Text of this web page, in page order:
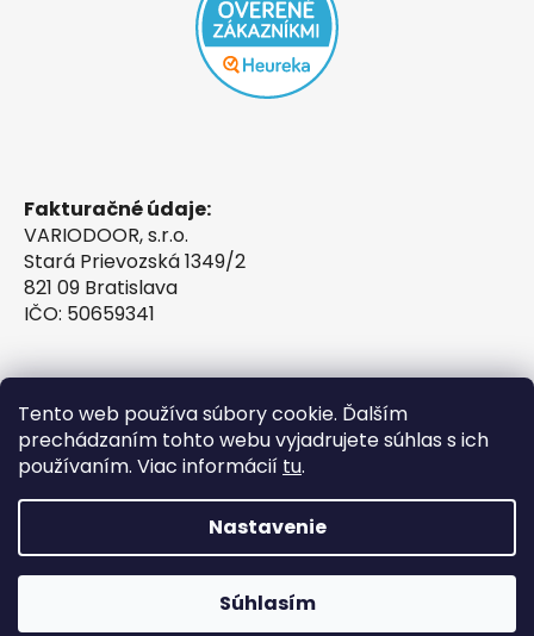
Tento web používa súbory cookie. Ďalším
prechádzaním tohto webu vyjadrujete súhlas s ich
používaním. Viac informácií tu.
Nastavenie
Súhlasím
Fakturačné údaje:
VARIODOOR, s.r.o.
Stará Prievozská 1349/2
821 09 Bratislava
IČO: 50659341
Vytvoril Shoptet
VINTESSIA®